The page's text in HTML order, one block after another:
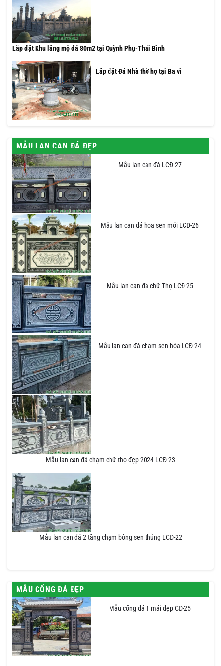
Lắp đặt Khu lăng mộ đá 80m2 tại Quỳnh Phụ-Thái Bình
Lắp đặt Đá Nhà thờ họ tại Ba vì
MẪU LAN CAN ĐÁ ĐẸP
Mẫu lan can đá LCĐ-27
Mẫu lan can đá hoa sen mới LCĐ-26
Mẫu lan can đá chữ Thọ LCĐ-25
Mẫu lan can đá chạm sen hóa LCĐ-24
Mẫu lan can đá chạm chữ thọ đẹp 2024 LCĐ-23
Mẫu lan can đá 2 tầng chạm bông sen thủng LCĐ-22
MẪU CỔNG ĐÁ ĐẸP
Mẫu cổng đá 1 mái đẹp CĐ-25